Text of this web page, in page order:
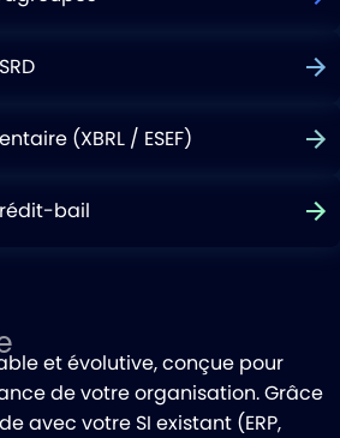
(XBRL / ESEF)
bail
et évolutive, conçue pour
de votre organisation. Grâce
avec votre SI existant (ERP,